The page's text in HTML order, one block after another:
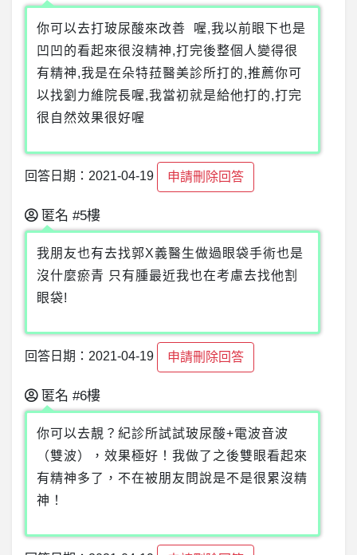
你可以去打玻尿酸來改善 喔,我以前眼下也是
凹凹的看起來很沒精神,打完後整個人變得很
有精神,我是在朵特菈醫美診所打的,推薦你可
以找劉力維院長喔,我當初就是給他打的,打完
很自然效果很好喔
回答日期：2021-04-19 申請刪除回答
匿名 #5樓
我朋友也有去找郭X義醫生做過眼袋手術也是
沒什麼瘀青 只有腫最近我也在考慮去找他割
眼袋!
回答日期：2021-04-19 申請刪除回答
匿名 #6樓
你可以去靚？紀診所試試玻尿酸+電波音波
（雙波），效果極好！我做了之後雙眼看起來
有精神多了，不在被朋友問說是不是很累沒精
神！